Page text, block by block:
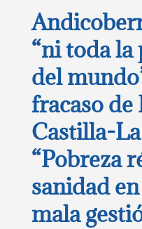
“ni toda la
del
fracaso de
Castilla-
“Pobreza
sanidad
mala